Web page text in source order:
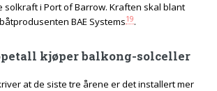
solkraft i Port of Barrow. Kraften skal blant
BAE Systems19.
kjøper balkong-solceller
at de siste tre årene er det installert mer